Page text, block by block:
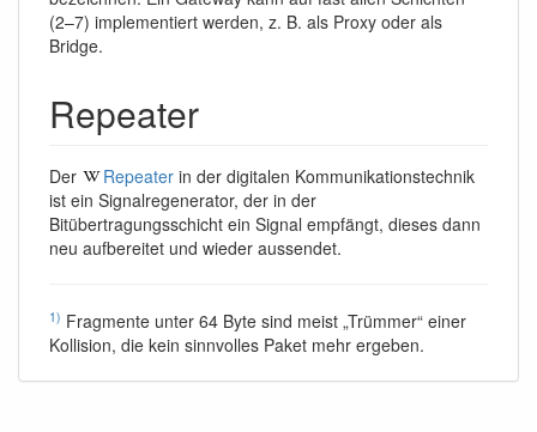
(2–7) implementiert werden, z. B. als Proxy oder als
Bridge.
Repeater
Der Repeater in der digitalen Kommunikationstechnik
ist ein Signalregenerator, der in der
Bitübertragungsschicht ein Signal empfängt, dieses dann
neu aufbereitet und wieder aussendet.
1) Fragmente unter 64 Byte sind meist „Trümmer“ einer
Kollision, die kein sinnvolles Paket mehr ergeben.